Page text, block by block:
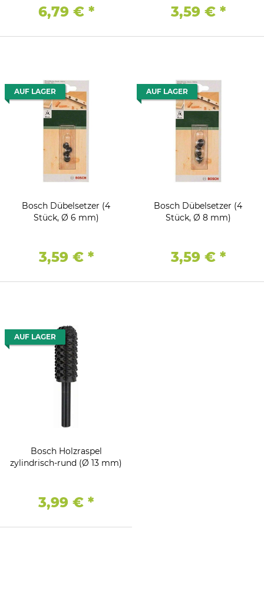
6,79 € * 3,59 € *
AUF LAGER
Bosch Dübelsetzer (4
Stück, Ø 6 mm)
3,59 € *
AUF LAGER
Bosch Dübelsetzer (4
Stück, Ø 8 mm)
3,59 € *
AUF LAGER
Bosch Holzraspel
zylindrisch-rund (Ø 13 mm)
3,99 € *